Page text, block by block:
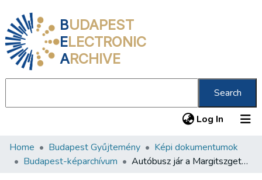
BUDAPEST
ELECTRONIC
ARCHIVE
Search
Log In (current)
Communities & Collections
Home Budapest Gyűjtemény
Képi dokumentumok
Budapest-képarchívum
Autóbusz jár a Margitszgetre : a József-tér és Bálvány utca sarka, ahol minden autóbuszról át lehet szállni a margitszigeti 6-os autóbuszra